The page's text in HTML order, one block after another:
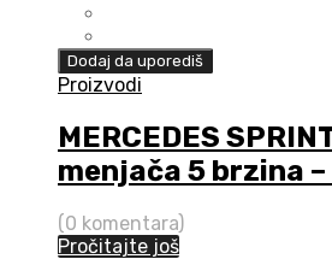
Dodaj da uporediš
Proizvodi
MERCEDES
menjača 5 brzina –
(0 komentara)
Pročitajte još